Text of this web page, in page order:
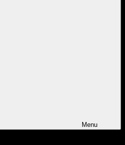
Menu